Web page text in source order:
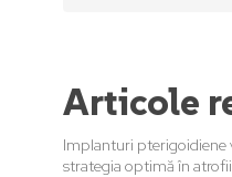
Articole
Implanturi pterigoidiene
strategia optimă în atrofii